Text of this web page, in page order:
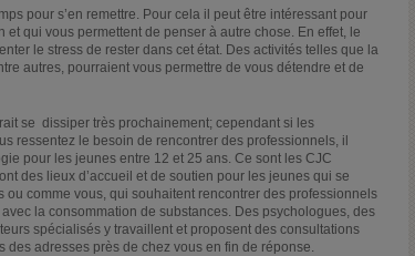
pour s’en remettre. Pour cela il peut être intéressant pour
qui vous permettent de penser à autre chose. En effet, le
le stress de rester dans cet état. Des activités telles que la
autres, pourraient vous permettre de vous détendre et de
se dissiper très prochainement; cependant si les
ressentez le besoin de rencontrer des professionnels, il
pour les jeunes entre 12 et 25 ans. Ce sont les CJC
des lieux d’accueil et de soutien pour les jeunes qui se
comme vous, qui souhaitent rencontrer des professionnels
la consommation de substances. Des psychologues, des
spécialisés y travaillent et proposent des consultations
adresses près de chez vous en fin de réponse.